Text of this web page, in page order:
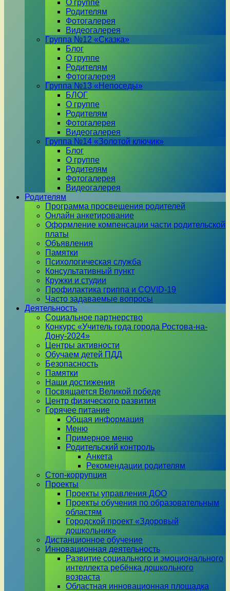
О группе
Родителям
Фотогалерея
Видеогалерея
Группа №12 «Сказка»
Блог
О группе
Родителям
Фотогалерея
Группа №13 «Непоседы»
БЛОГ
О группе
Родителям
Фотогалерея
Видеогалерея
Группа №14 «Золотой ключик»
Блог
О группе
Родителям
Фотогалерея
Видеогалерея
Родителям
Программа просвещения родителей
Онлайн анкетирование
Оформление компенсации части родительской
платы
Объявления
Памятки
Психологическая служба
Консультативный пункт
Кружки и студии
Профилактика гриппа и COVID-19
Часто задаваемые вопросы
Деятельность
Социальное партнерство
Конкурс «Учитель года города Ростова-на-
Дону-2024»
Центры активности
Обучаем детей ПДД
Безопасность
Памятки
Наши достижения
Посвящается Великой победе
Центр физического развития
Горячее питание
Общая информация
Меню
Примерное меню
Родительский контроль
Анкета
Рекомендации родителям
Стоп-коррупция
Проекты
Проекты управления ДОО
Проекты обучения по образовательным
областям
Городской проект «Здоровый
дошкольник»
Дистанционное обучение
Инновационная деятельность
Развитие социального и эмоционального
интеллекта ребёнка дошкольного
возраста
Областная инновационная площадка